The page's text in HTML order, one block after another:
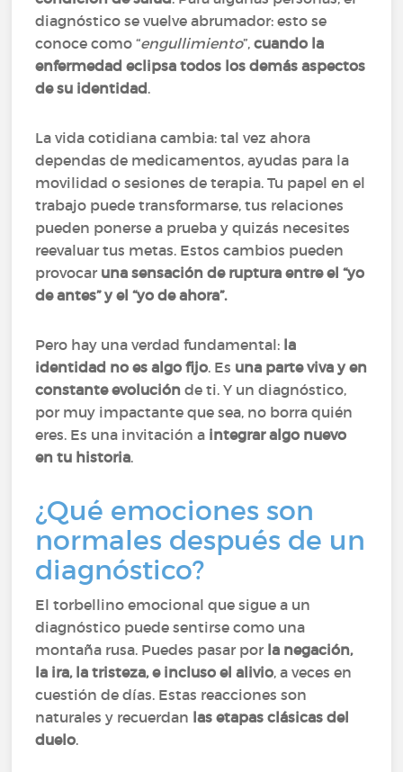
diagnóstico se vuelve abrumador: esto se
conoce como “engullimiento”,cuando la
enfermedad eclipsa todos los demás aspectos
de su identidad.
La vida cotidiana cambia: tal vez ahora
dependas de medicamentos, ayudas para la
movilidad o sesiones de terapia. Tu papel en el
trabajo puede transformarse, tus relaciones
pueden ponerse a prueba y quizás necesites
reevaluar tus metas. Estos cambios pueden
provocar una sensación de ruptura entre el “yo
de antes” y el “yo de ahora”.
Pero hay una verdad fundamental: la
identidad no es algo fijo. Es una parte viva y en
constante evolución de ti. Y un diagnóstico,
por muy impactante que sea, no borra quién
eres. Es una invitación a integrar algo nuevo
en tu historia.
¿Qué emociones son
normales después de un
diagnóstico?
El torbellino emocional que sigue a un
diagnóstico puede sentirse como una
montaña rusa. Puedes pasar por la negación,
la ira, la tristeza, e incluso el alivio, a veces en
cuestión de días. Estas reacciones son
naturales y recuerdan las etapas clásicas del
duelo.